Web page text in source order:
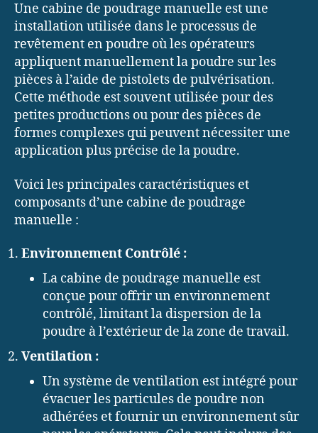
Une cabine de poudrage manuelle est une
installation utilisée dans le processus de
revêtement en poudre où les opérateurs
appliquent manuellement la poudre sur les
pièces à l’aide de pistolets de pulvérisation.
Cette méthode est souvent utilisée pour des
petites productions ou pour des pièces de
formes complexes qui peuvent nécessiter une
application plus précise de la poudre.
Voici les principales caractéristiques et
composants d’une cabine de poudrage
manuelle :
Environnement Contrôlé :
La cabine de poudrage manuelle est
conçue pour offrir un environnement
contrôlé, limitant la dispersion de la
poudre à l’extérieur de la zone de travail.
Ventilation :
Un système de ventilation est intégré pour
évacuer les particules de poudre non
adhérées et fournir un environnement sûr